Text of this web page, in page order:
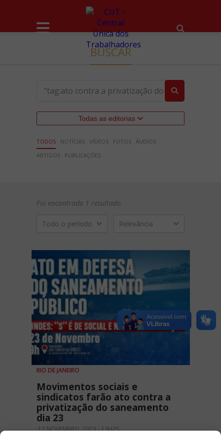
BUSCAR
Todas as editorias
TODOS NOTÍCIAS VÍDEOS FOTOS ÁUDIOS
ARTIGOS
PUBLICAÇÕES
Foi encontrado 1 resultado
Todo o período Relevância
RIO DE JANEIRO
Movimentos sociais e
sindicatos farão ato contra a
privatização do saneamento
dia 23
17 NOVEMBRO, 2023 - 13H25